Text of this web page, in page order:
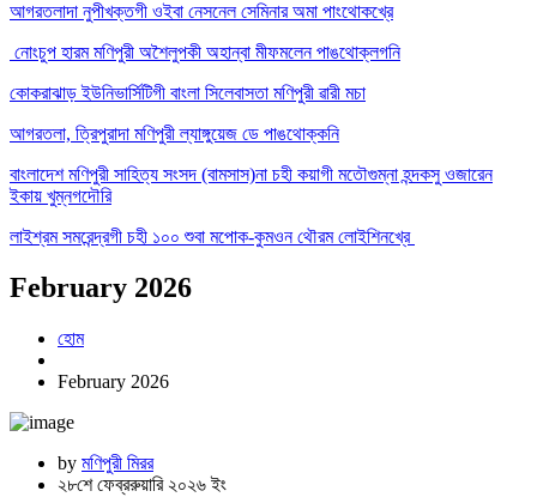
আগরতলাদা নুপীখক্তগী ওইবা নেসনেল সেমিনার অমা পাংথোকখ্রে
নোংচুপ হারম মণিপুরী অশৈলুপকী অহান্বা মীফমলেন পাঙথোক্লগনি
কোকরাঝাড় ইউনিভার্সিটিগী বাংলা সিলেবাসতা মণিপুরী ৱারী মচা
আগরতলা, ত্রিপুরাদা মণিপুরী ল্যাঙ্গুয়েজ ডে পাঙথোক্কনি
বাংলাদেশ মণিপুরী সাহিত্য সংসদ (বামসাস)না চহী কয়াগী মতৌগুম্না হন্দকসু ওজারেন
ইকায় খুম্নগদৌরি
লাইশ্রম সমরেন্দ্রগী চহী ১০০ শুবা মপোক-কুমওন থৌরম লোইশিনখ্রে
February 2026
হোম
February 2026
by মণিপুরী মিরর
২৮শে ফেব্ররুয়ারি ২০২৬ ইং